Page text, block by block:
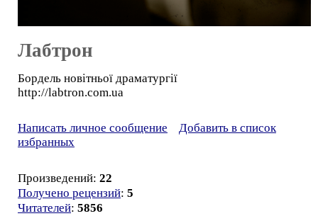
Лабтрон
Бордель новітньої драматургії
http://labtron.com.ua
Написать личное сообщение
Добавить в список
избранных
Произведений: 22
Получено рецензий: 5
Читателей: 5856